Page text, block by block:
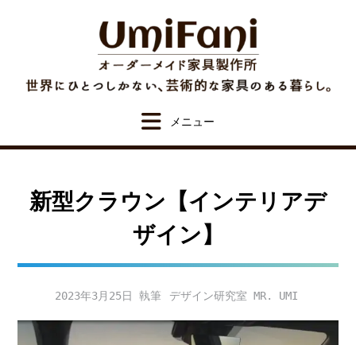
新型クラウン【インテリアデ
ザイン】
2023年3月25日 デザイン研究室 MR. UMI